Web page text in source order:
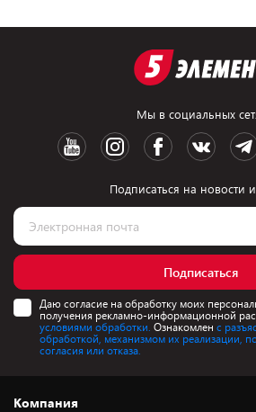
Мы в социальных
Подписаться на новости
Подписаться
Даю согласие на обработку моих
получения рекламно-информационной
условиями обработки. Ознакомлен с
обработкой, механизмом их реализации,
согласия или отказа.
Компания